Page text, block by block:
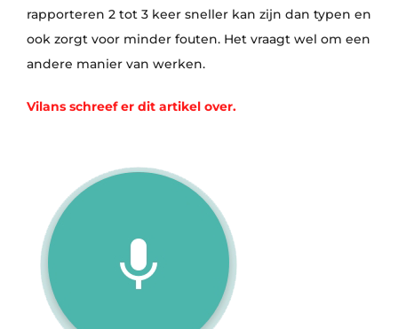
rapporteren 2 tot 3 keer sneller kan zijn dan typen en
ook zorgt voor minder fouten. Het vraagt wel om een
andere manier van werken.
Vilans schreef er dit artikel over.